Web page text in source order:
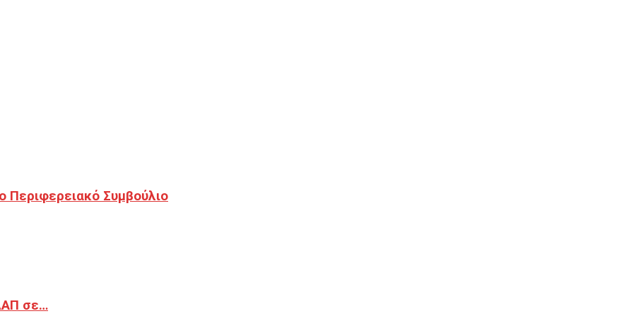
Περιφερειακό Συμβούλιο
σε…